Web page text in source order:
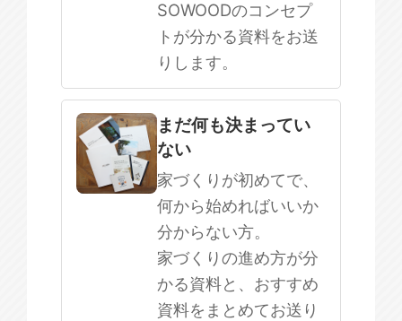
SOWOODのコンセプ
トが分かる資料をお送
りします。
まだ何も決まってい
ない
家づくりが初めてで、
何から始めればいいか
分からない方。
家づくりの進め方が分
かる資料と、おすすめ
資料をまとめてお送り